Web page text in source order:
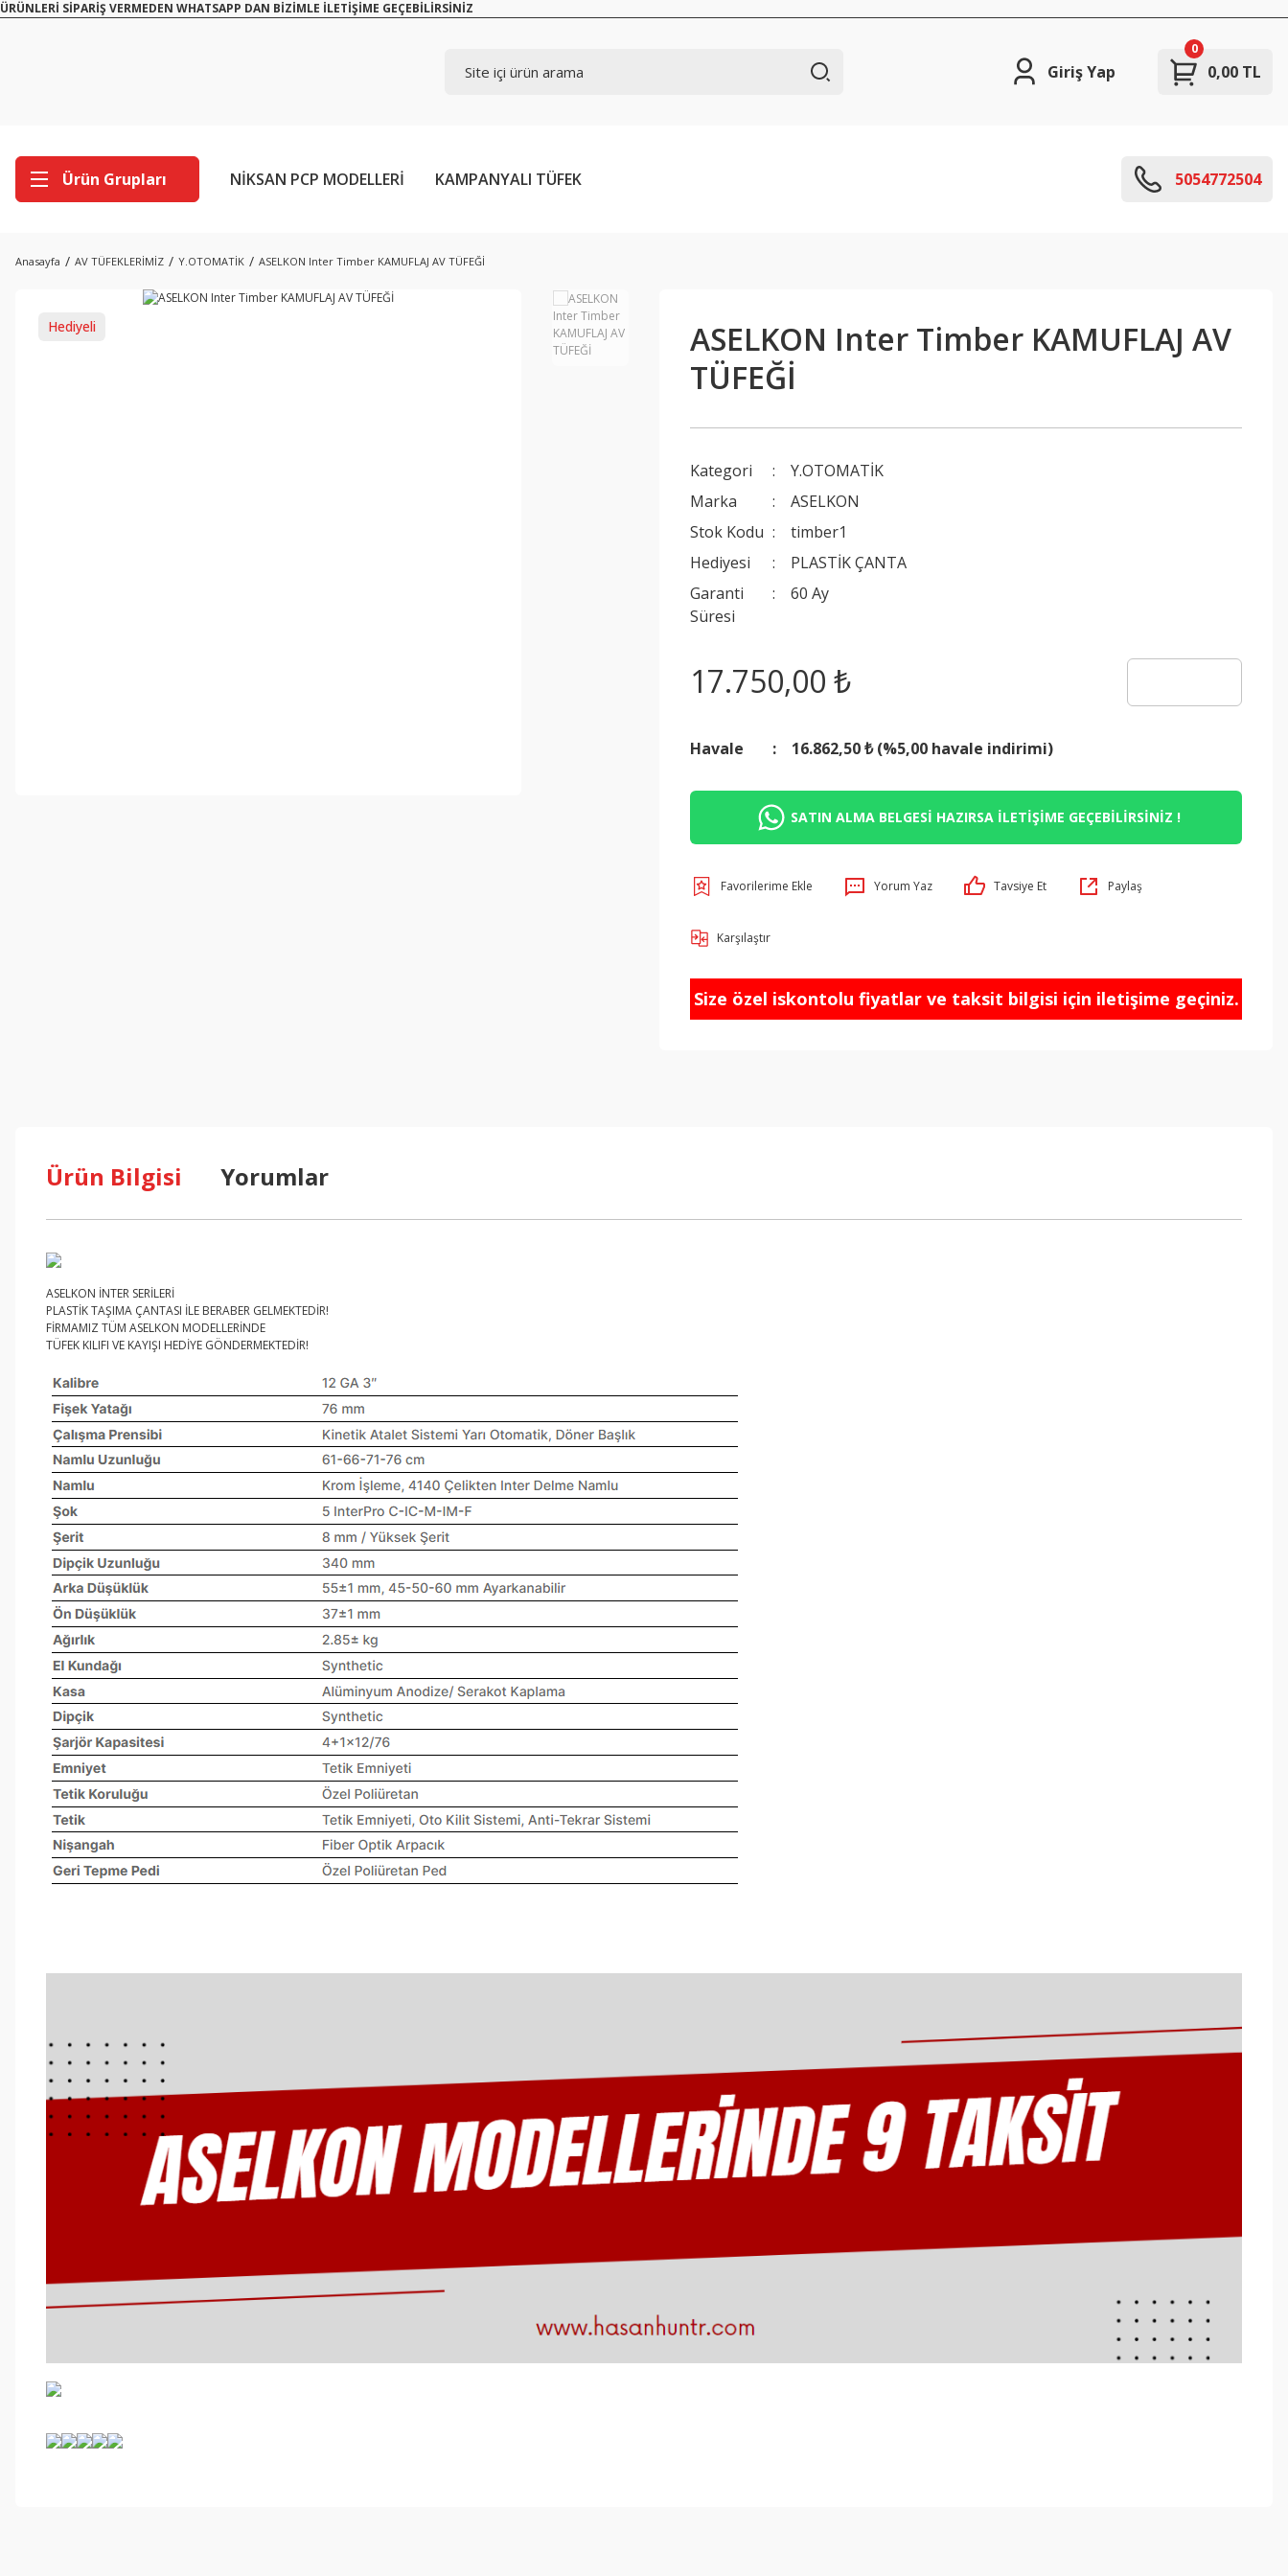
ÜRÜNLERİ SİPARİŞ VERMEDEN WHATSAPP DAN BİZİMLE İLETİŞİME GEÇEBİLİRSİNİZ
Giriş Yap 0,00 TL
0
Ürün Grupları NİKSAN PCP MODELLERİ KAMPANYALI TÜFEK 5054772504
Anasayfa AV TÜFEKLERİMİZ Y.OTOMATİK ASELKON Inter Timber KAMUFLAJ AV TÜFEĞİ
Hediyeli
ASELKON Inter Timber KAMUFLAJ AV
TÜFEĞİ
Kategori
Y.OTOMATİK
Marka
ASELKON
Stok Kodu
timber1
Hediyesi
PLASTİK ÇANTA
Garanti
Süresi
60 Ay
17.750,00 ₺
Havale 16.862,50 ₺ (%5,00 havale indirimi)
SATIN ALMA BELGESİ HAZIRSA İLETİŞİME GEÇEBİLİRSİNİZ !
Yorum Yaz Tavsiye Et Paylaş
Karşılaştır
Size özel iskontolu fiyatlar ve taksit bilgisi için iletişime geçiniz.
Ürün Bilgisi Yorumlar
ASELKON İNTER SERİLERİ
PLASTİK TAŞIMA ÇANTASI İLE BERABER GELMEKTEDİR!
FİRMAMIZ TÜM ASELKON MODELLERİNDE
TÜFEK KILIFI VE KAYIŞI HEDİYE GÖNDERMEKTEDİR!